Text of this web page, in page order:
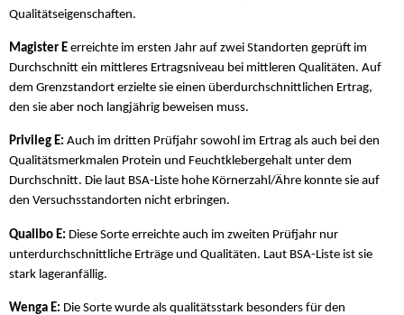
Qualitätseigenschaften.
Magister E erreichte im ersten Jahr auf zwei Standorten geprüft im
Durchschnitt ein mittleres Ertragsniveau bei mittleren Qualitäten. Auf
dem Grenzstandort erzielte sie einen überdurchschnittlichen Ertrag,
den sie aber noch langjährig beweisen muss.
Privileg E: Auch im dritten Prüfjahr sowohl im Ertrag als auch bei den
Qualitätsmerkmalen Protein und Feuchtklebergehalt unter dem
Durchschnitt. Die laut BSA-Liste hohe Körnerzahl/Ähre konnte sie auf
den Versuchsstandorten nicht erbringen.
Qualibo E: Diese Sorte erreichte auch im zweiten Prüfjahr nur
unterdurchschnittliche Erträge und Qualitäten. Laut BSA-Liste ist sie
stark lageranfällig.
Wenga E: Die Sorte wurde als qualitätsstark besonders für den